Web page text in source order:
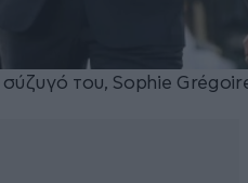
σύζυγό του, Sophie